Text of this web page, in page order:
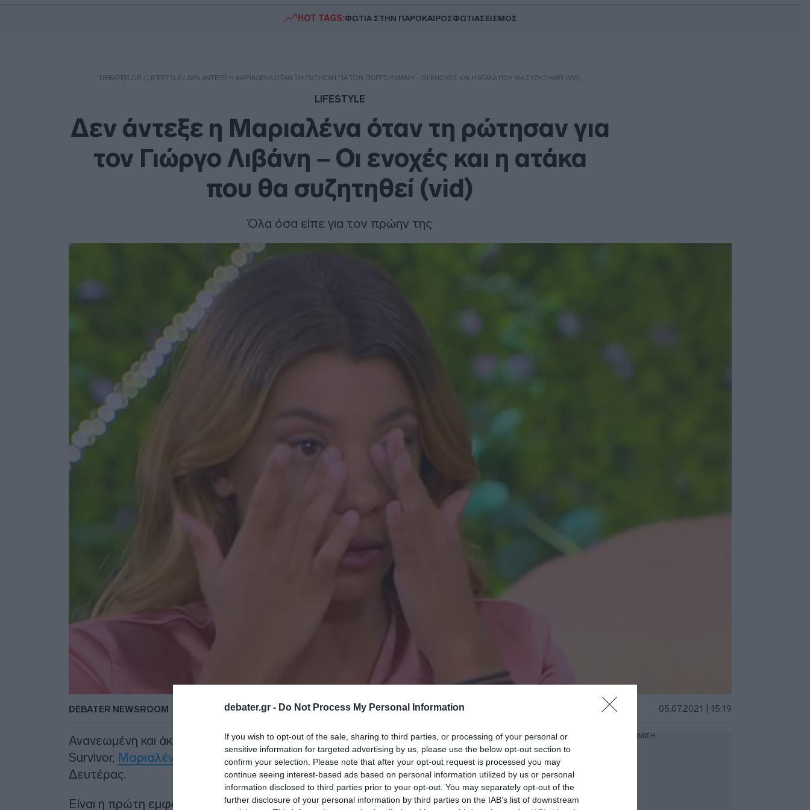
debater.gr - Do Not Process My Personal Information
If you wish to opt-out of the sale, sharing to third parties, or processing of your personal or
sensitive information for targeted advertising by us, please use the below opt-out section to
confirm your selection. Please note that after your opt-out request is processed you may
continue seeing interest-based ads based on personal information utilized by us or personal
information disclosed to third parties prior to your opt-out. You may separately opt-out of the
further disclosure of your personal information by third parties on the IAB’s list of downstream
HOT TAGS:ΦΩΤΙΑ ΣΤΗΝ ΠΑΡΟΚΑΙΡΟΣΦΩΤΙΑΣΕΙΣΜΟΣ
DEBATER.GR / LIFESTYLE/ ΔΕΝ ΆΝΤΕΞΕ Η ΜΑΡΙΑΛΈΝΑ ΌΤΑΝ ΤΗ ΡΏΤΗΣΑΝ ΓΙΑ ΤΟΝ ΓΙΏΡΓΟ ΛΙΒΆΝΗ – ΟΙ ΕΝΟΧΈΣ ΚΑΙ Η ΑΤΆΚΑ ΠΟΥ ΘΑ ΣΥΖΗΤΗΘΕΊ (VID)
LIFESTYLE
Δεν άντεξε η Μαριαλένα όταν τη ρώτησαν για
τον Γιώργο Λιβάνη – Οι ενοχές και η ατάκα
που θα συζητηθεί (vid)
Όλα όσα είπε για τον πρώην της
DEBATER NEWSROOM 05.07.2021 | 15:19
Ανανεωμένη και άκρως αποκαλυπτική εμφανίστηκε η τρίτη φιναλίστ του
Survivor, Μαριαλένα Ρουμελιώτη στην εκπομπή Love it το μεσημέρι της
Δευτέρας.
Είναι η πρώτη εμφάνιση και συνέντευξη της Μαριαλένας Ρουμελιώτη μετά
ΔΙΑΦΗΜΙΣΗ